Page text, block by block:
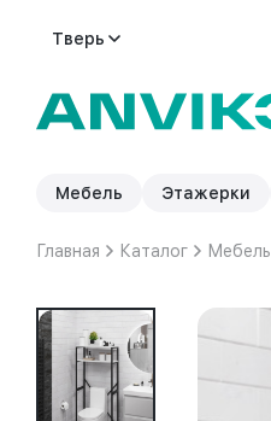
Тверь
Мебель Этажерки
Главная Каталог Мебель